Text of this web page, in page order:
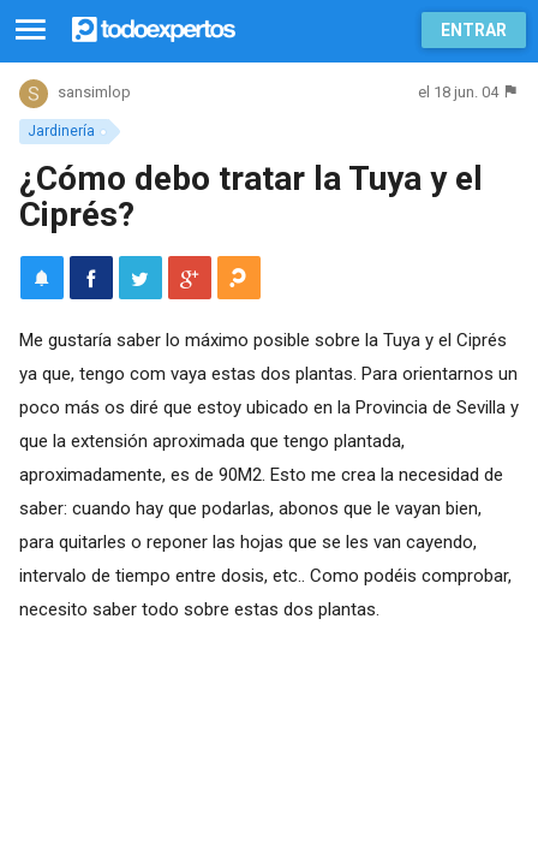
ENTRAR
Jardinería
sansimlop el 18 jun. 04
¿Cómo debo tratar la Tuya y el
Ciprés?
Me gustaría saber lo máximo posible sobre la Tuya y el Ciprés
ya que, tengo com vaya estas dos plantas. Para orientarnos un
poco más os diré que estoy ubicado en la Provincia de Sevilla y
que la extensión aproximada que tengo plantada,
aproximadamente, es de 90M2. Esto me crea la necesidad de
saber: cuando hay que podarlas, abonos que le vayan bien,
para quitarles o reponer las hojas que se les van cayendo,
intervalo de tiempo entre dosis, etc.. Como podéis comprobar,
necesito saber todo sobre estas dos plantas.